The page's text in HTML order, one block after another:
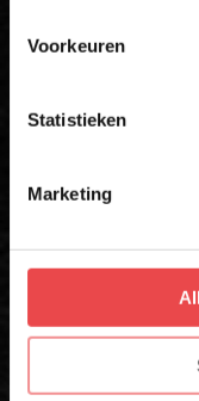
Voorkeuren
Statistieken
Marketing
* Alleen voor nieuwe
afgeprijsde producten.
* Alleen voor eerste
Altijd als eerste op
inspiratie en tips om
Met de BBQuality
exclusieve App-Only